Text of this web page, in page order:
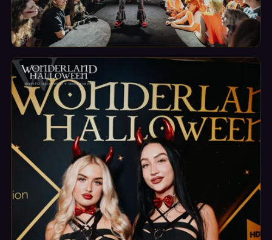
Herci a performance
Postavy, které tě vtáhnou přímo do děje.